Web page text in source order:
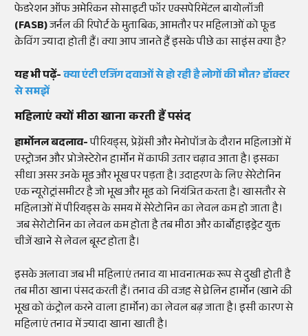
फेडरेशन ऑफ अमेरिकन सोसाइटी फॉर एक्सपेरिमेंटल बायोलॉजी
(FASB)जर्नल की रिपोर्ट के मुताबिक, आमतौर पर महिलाओं को फूड
क्रेविंग ज्यादा होती हैं। क्या आप जानते हैं इसके पीछे का साइंस क्या है?
यह भी पढ़ें-क्या एंटी एजिंग दवाओं से हो रही है लोगों की मौत? डॉक्टर
से समझें
महिलाएं क्यों मीठा खाना करती हैं पसंद
हार्मोनल बदलाव-पीरियड्स, प्रेग्नेंसी और मेनोपॉज के दौरान महिलाओं में
एस्ट्रोजन और प्रोजेस्टेरोन हार्मोन में काफी उतार चढ़ाव आता है। इसका
सीधा असर उनके मूड और भूख पर पड़ता है। उदाहरण के लिए सेरेटोनिन
एक न्यूरोट्रांसमीटर है जो भूख और मूड को नियंत्रित करता है। खासतौर से
महिलाओं में पीरियड्स के समय में सेरेटोनिन का लेवल कम हो जाता है।
जब सेरोटोनिन का लेवल कम होता है तब मीठा और कार्बोहाइड्रेट युक्त
चीजें खाने से लेवल बूस्ट होता है।
इसके अलावा जब भी महिलाएं तनाव या भावनात्मक रूप से दुखी होती है
तब मीठा खाना पंसद करती हैं। तनाव की वजह से घ्रेलिन हार्मोन (खाने की
भूख को कंट्रोल करने वाला हार्मोन) का लेवल बढ़ जाता है। इसी कारण से
महिलाएं तनाव में ज्यादा खाना खाती है।